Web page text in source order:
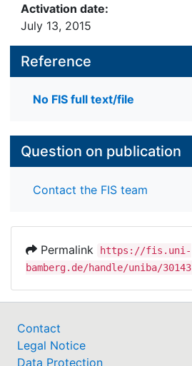
Activation date:
July 13, 2015
Reference
No FIS full text/file
Question on publication
Contact the FIS team
Permalink
https://fis.uni-
bamberg.de/handle/uniba/30143
Contact
Legal Notice
Data Protection